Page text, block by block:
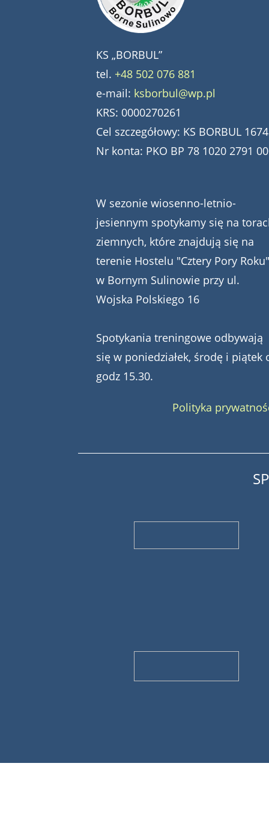
KS „BORBUL”
tel. +48 502 076 881
e-mail: ksborbul@wp.pl
KRS: 0000270261
Cel szczegółowy: KS BORBUL
Nr konta: PKO BP 78 1020 2791
W sezonie wiosenno-letnio-
jesiennym spotykamy się na
ziemnych, które znajdują się na
terenie Hostelu "Cztery Pory Roku"
w Bornym Sulinowie przy ul.
Wojska Polskiego 16
Spotykania treningowe odbywają
się w poniedziałek, środę i piątek
godz 15.30.
Polityka